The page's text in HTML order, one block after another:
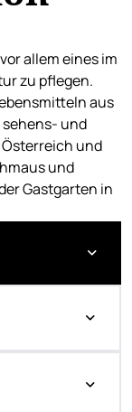
allem eines im
zu pflegen.
aus
und
und
und
Gastgarten in